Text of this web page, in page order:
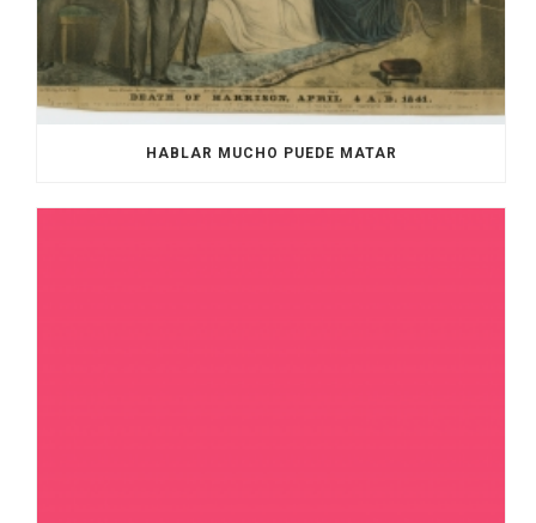
HABLAR MUCHO PUEDE MATAR